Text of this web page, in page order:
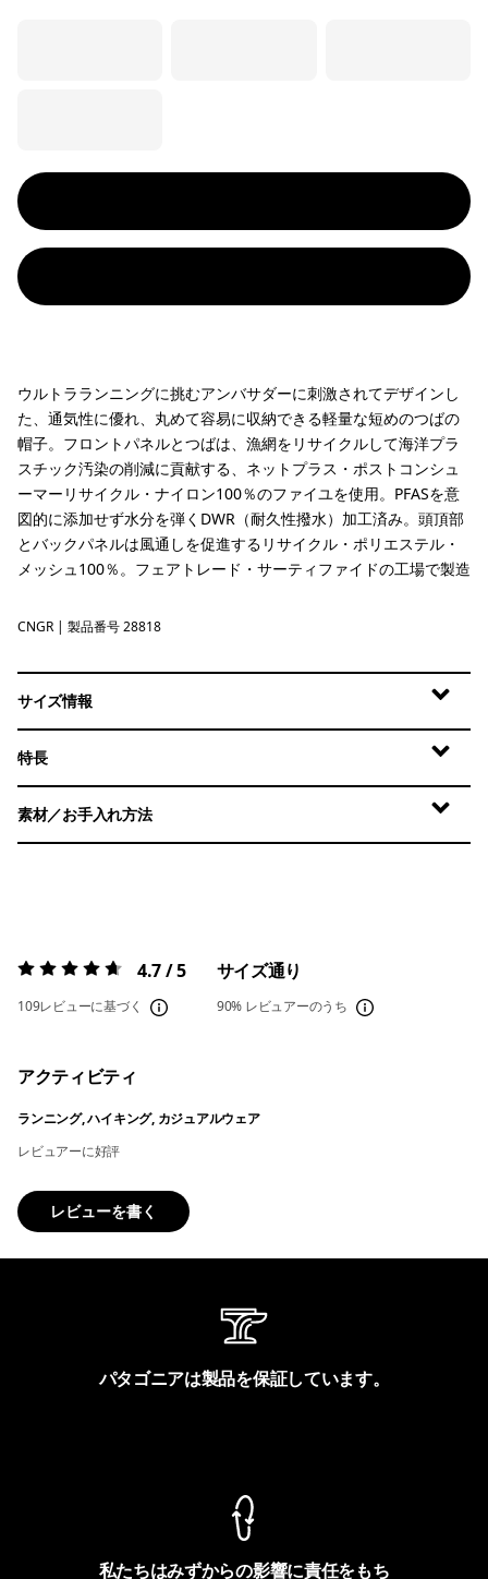
ウルトラランニングに挑むアンバサダーに刺激されてデザインし
た、通気性に優れ、丸めて容易に収納できる軽量な短めのつばの
帽子。フロントパネルとつばは、漁網をリサイクルして海洋プラ
スチック汚染の削減に貢献する、ネットプラス・ポストコンシュ
ーマーリサイクル・ナイロン100％のファイユを使用。PFASを意
図的に添加せず水分を弾くDWR（耐久性撥水）加工済み。頭頂部
とバックパネルは風通しを促進するリサイクル・ポリエステル・
メッシュ100％。フェアトレード・サーティファイドの工場で製造
Canopy Green
CNGR | 製品番号 28818
サイズ情報
特長
素材／お手入れ方法
評価:4.7 / 5 4.7 / 5
109レビューに基づく
サイズ通り
90% レビュアーのうち
アクティビティ
ランニング, ハイキング, カジュアルウェア
レビュアーに好評
レビューを書く
パタゴニアは製品を保証しています。
私たちはみずからの影響に責任をもち